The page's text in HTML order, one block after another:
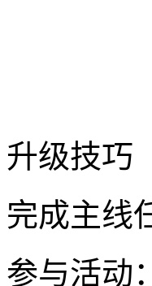
升级技巧
完成主线
参与活动